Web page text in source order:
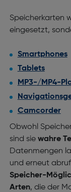
Speicherkarten
eingesetzt,
Smartphones
Tablets
MP3-/MP4-
Camcorder
Obwohl
sind sie wahre
Datenmengen
und erneut
Speicher-
Arten, die der